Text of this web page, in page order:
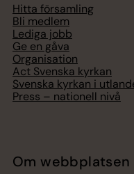
Hitta församling
Bli medlem
Lediga jobb
Ge en gåva
Organisation
Act Svenska kyrkan
Svenska kyrkan i
Press – nationell nivå
Om webbplatsen